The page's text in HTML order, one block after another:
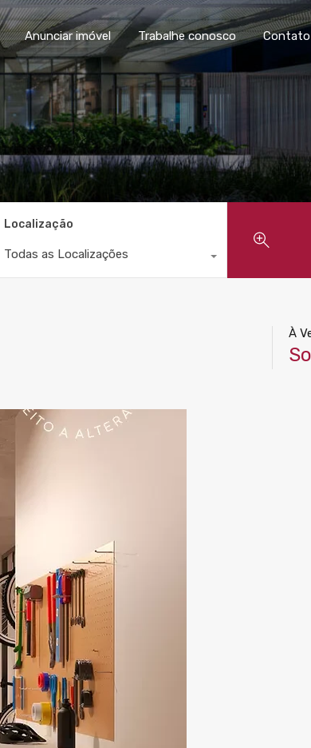
Sobre nós Imóveis Anunciar imóvel
Anunciar imóvel Trabalhe conosco Contato
Localização
Todas as Localizações
À